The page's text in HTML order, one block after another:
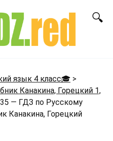
язык 4 класс🎓 >
Канакина, Горецкий 1,
— ГДЗ по Русскому
Канакина, Горецкий